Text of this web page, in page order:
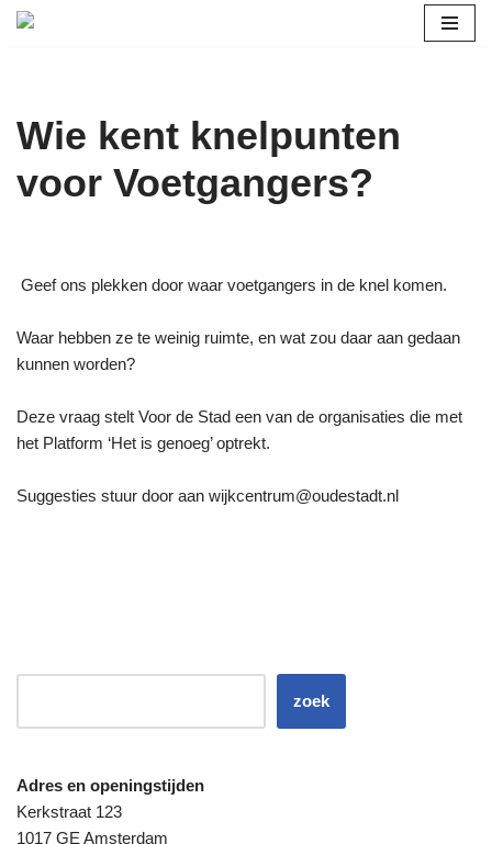
inhoud
Wie kent knelpunten
voor Voetgangers?
Geef ons plekken door waar voetgangers in de knel komen.
Waar hebben ze te weinig ruimte, en wat zou daar aan gedaan
kunnen worden?
Deze vraag stelt Voor de Stad een van de organisaties die met
het Platform ‘Het is genoeg’ optrekt.
Suggesties stuur door aan wijkcentrum@oudestadt.nl
zoek
Adres en openingstijden
Kerkstraat 123
1017 GE Amsterdam